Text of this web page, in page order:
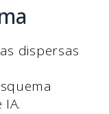
dispersas